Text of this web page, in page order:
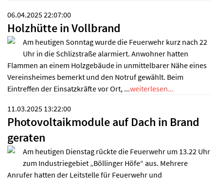
06.04.2025 22:07:00
Holzhütte in Vollbrand
Am heutigen Sonntag wurde die Feuerwehr kurz nach 22
Uhr in die Schlizstraße alarmiert. Anwohner hatten
Flammen an einem Holzgebäude in unmittelbarer Nähe eines
Vereinsheimes bemerkt und den Notruf gewählt. Beim
Eintreffen der Einsatzkräfte vor Ort, ...weiterlesen...
11.03.2025 13:22:00
Photovoltaikmodule auf Dach in Brand
geraten
Am heutigen Dienstag rückte die Feuerwehr um 13.22 Uhr
zum Industriegebiet „Böllinger Höfe“ aus. Mehrere
Anrufer hatten der Leitstelle für Feuerwehr und